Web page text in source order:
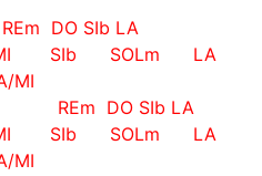
SIb LA
MI SIb SOLm LA
MI
DO SIb LA
MI SIb SOLm LA
MI